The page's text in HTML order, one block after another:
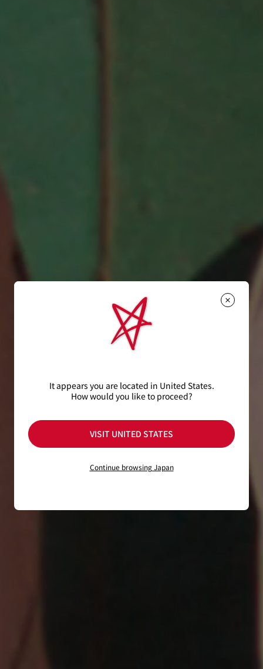
It appears you are located in United States.
How would you like to proceed?
VISIT UNITED STATES
Continue browsing Japan